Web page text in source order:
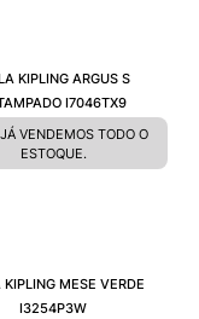
KIPLING ARGUS S
I7046TX9
VENDEMOS TODO O
ESTOQUE.
MESE VERDE
I3254P3W